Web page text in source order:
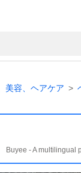
美容、ヘアケア
Buyee - A multilingual